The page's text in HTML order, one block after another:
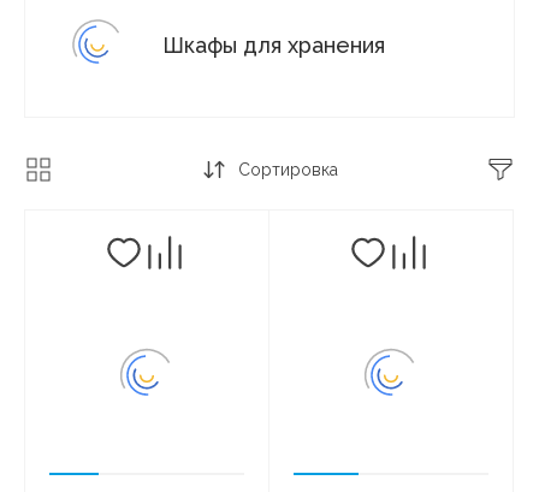
Шкафы для хранения
Сортировка